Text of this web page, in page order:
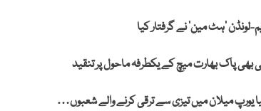
لونڈن ‘ہٹ مین’ نے گرفتار کیا
بھی پاک بھارت میچ کے یکطرفہ ماحول پر تنقید
یورپ میلان میں تیزی سے ترقی کرنے والے شعبوں…